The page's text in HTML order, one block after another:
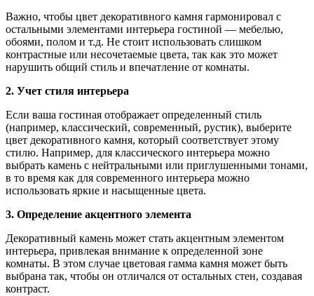
Важно, чтобы цвет декоративного камня гармонировал с
остальными элементами интерьера гостиной — мебелью,
обоями, полом и т.д. Не стоит использовать слишком
контрастные или несочетаемые цвета, так как это может
нарушить общий стиль и впечатление от комнаты.
2. Учет стиля интерьера
Если ваша гостиная отображает определенный стиль
(например, классический, современный, рустик), выберите
цвет декоративного камня, который соответствует этому
стилю. Например, для классического интерьера можно
выбрать камень с нейтральными или приглушенными тонами,
в то время как для современного интерьера можно
использовать яркие и насыщенные цвета.
3. Определение акцентного элемента
Декоративный камень может стать акцентным элементом
интерьера, привлекая внимание к определенной зоне
комнаты. В этом случае цветовая гамма камня может быть
выбрана так, чтобы он отличался от остальных стен, создавая
контраст.